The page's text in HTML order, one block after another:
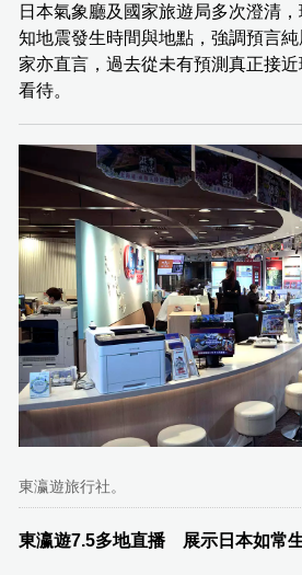
日本氣象廳及國家旅遊局多次澄清
知地震發生時間與地點，強調預言
家亦直言，過去從未有預測真正接
看待。
東瀛遊旅行社。
東瀛遊7.5多地直播 展示日本如常